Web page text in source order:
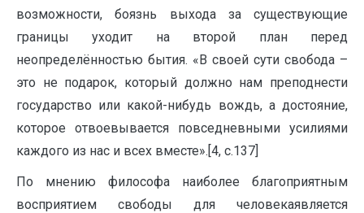
возможности, боязнь выхода за существующие
границы уходит на второй план перед
неопределённостью бытия. «В своей сути свобода –
это не подарок, который должно нам преподнести
государство или какой-нибудь вождь, а достояние,
которое отвоевывается повседневными усилиями
каждого из нас и всех вместе».[4, с.137]
По мнению философа наиболее благоприятным
восприятием свободы для человекаявляется